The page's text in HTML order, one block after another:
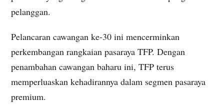
pelanggan.
Pelancaran cawangan ke-30 ini mencerminkan
perkembangan rangkaian pasaraya TFP. Dengan
penambahan cawangan baharu ini, TFP terus
memperluaskan kehadirannya dalam segmen pasaraya
premium.